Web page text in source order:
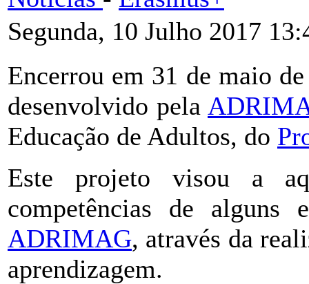
Segunda, 10 Julho 2017
Encerrou em 31 de maio
desenvolvido pela
Educação de Adultos, do
Este projeto visou a
competências de alguns
ADRIMAG, através da
aprendizagem.